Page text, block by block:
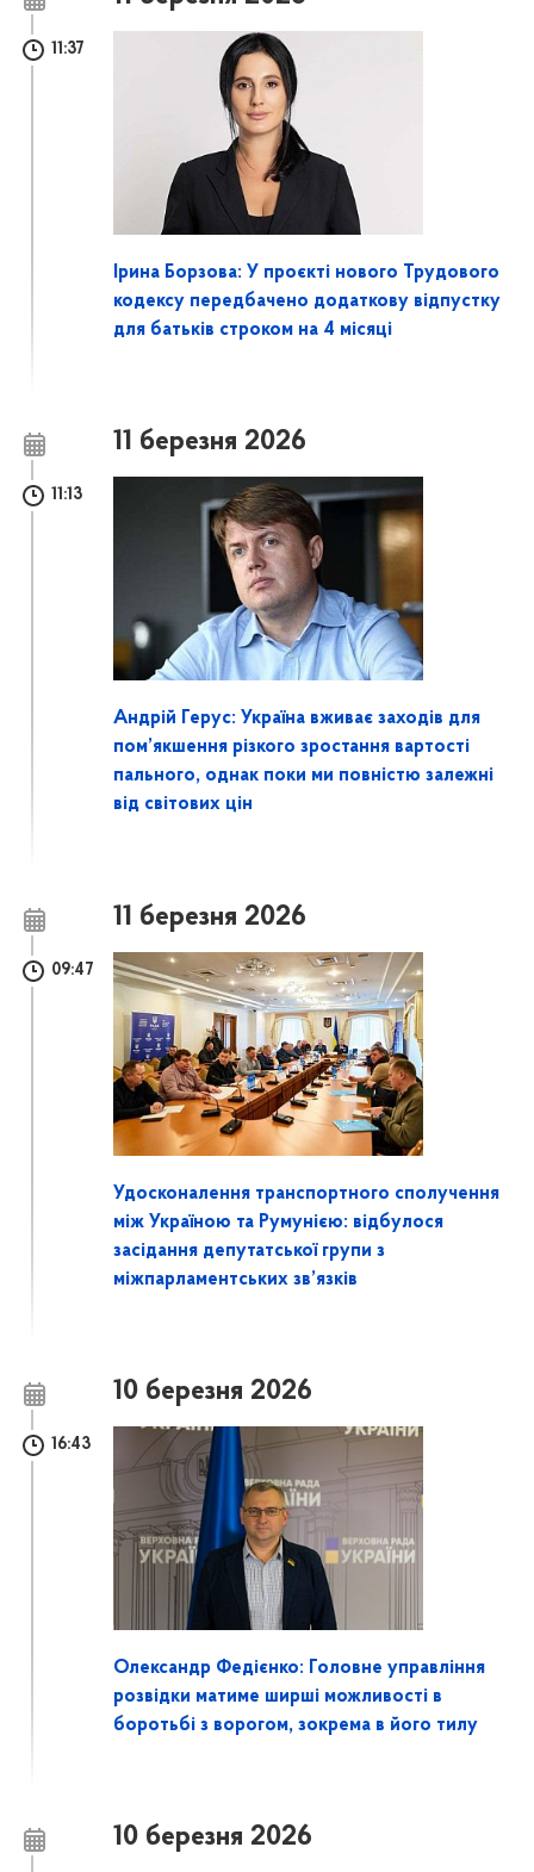
11:37
Ірина Борзова: У проєкті нового Трудового
кодексу передбачено додаткову відпустку
для батьків строком на 4 місяці
11 березня 2026
11:13
Андрій Герус: Україна вживає заходів для
пом’якшення різкого зростання вартості
пального, однак поки ми повністю залежні
від світових цін
11 березня 2026
09:47
Удосконалення транспортного сполучення
між Україною та Румунією: відбулося
засідання депутатської групи з
міжпарламентських зв’язків
10 березня 2026
16:43
Олександр Федієнко: Головне управління
розвідки матиме ширші можливості в
боротьбі з ворогом, зокрема в його тилу
10 березня 2026